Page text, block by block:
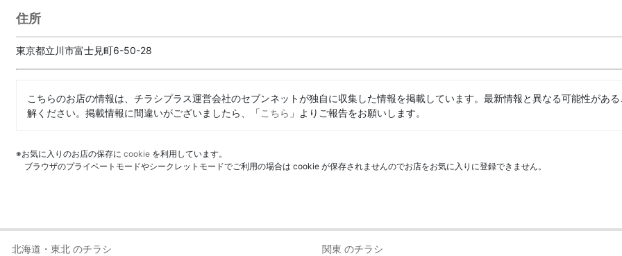
住所
東京都立川市富士見町6-50-28
こちらのお店の情報は、チラシプラス運営会社のセブンネットが独自に収集した情報を掲載しています。最新情報と異なる可能性があ
解ください。掲載情報に間違いがございましたら、「こちら 」よりご報告をお願いします。
※お気に入りのお店の保存に cookie を利用しています。
ブラウザのプライベートモードやシークレットモードでご利用の場合は cookie が保存されませんのでお店をお気に入りに登録できません。
北海道・東北 のチラシ 関東 のチラシ